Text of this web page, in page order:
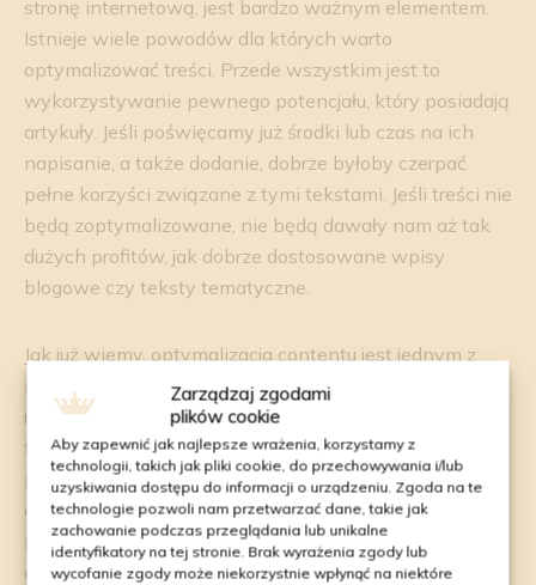
Zarządzaj zgodami
plików cookie
Aby zapewnić jak najlepsze wrażenia, korzystamy z
technologii, takich jak pliki cookie, do przechowywania i/lub
uzyskiwania dostępu do informacji o urządzeniu. Zgoda na te
technologie pozwoli nam przetwarzać dane, takie jak
zachowanie podczas przeglądania lub unikalne
identyfikatory na tej stronie. Brak wyrażenia zgody lub
wycofanie zgody może niekorzystnie wpłynąć na niektóre
stronę internetową, jest bardzo ważnym elementem.
Istnieje wiele powodów dla których warto
optymalizować treści. Przede wszystkim jest to
wykorzystywanie pewnego potencjału, który posiadają
artykuły. Jeśli poświęcamy już środki lub czas na ich
napisanie, a także dodanie, dobrze byłoby czerpać
pełne korzyści związane z tymi tekstami. Jeśli treści nie
będą zoptymalizowane, nie będą dawały nam aż tak
dużych profitów, jak dobrze dostosowane wpisy
blogowe czy teksty tematyczne.
Jak już wiemy, optymalizacja contentu jest jednym z
najważniejszych czynników rankingowych, ale jest
również istotna dla użytkowników. Jeśli dostaną oni
treści, które będą łatwe w przyswajaniu i będą
pomagały uzyskiwać informacje, użytkownicy będą
częściej powracali na naszą stronę internetową i
podwyższą statystyki naszej witryny. Samo
optymalizowanie contentu nie jest trudne czy